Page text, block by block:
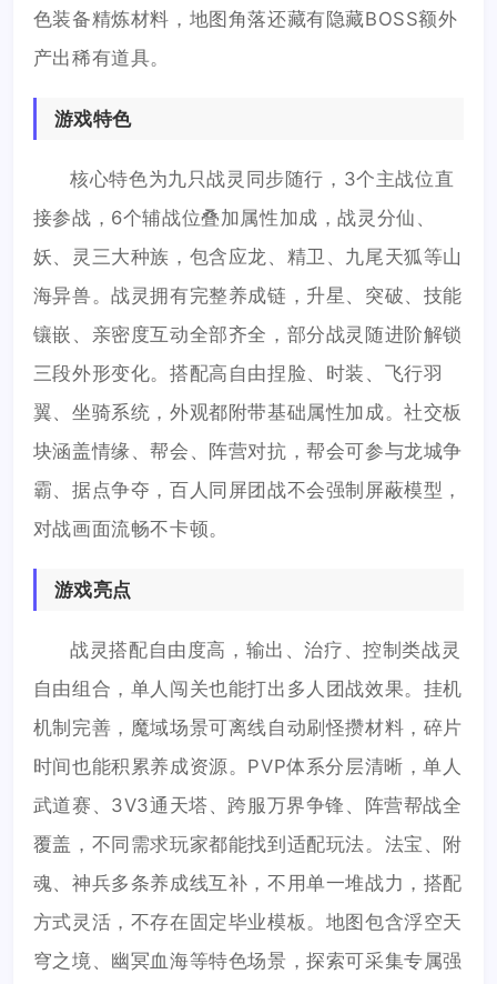
色装备精炼材料，地图角落还藏有隐藏BOSS额外
产出稀有道具。
游戏特色
核心特色为九只战灵同步随行，3个主战位直
接参战，6个辅战位叠加属性加成，战灵分仙、
妖、灵三大种族，包含应龙、精卫、九尾天狐等山
海异兽。战灵拥有完整养成链，升星、突破、技能
镶嵌、亲密度互动全部齐全，部分战灵随进阶解锁
三段外形变化。搭配高自由捏脸、时装、飞行羽
翼、坐骑系统，外观都附带基础属性加成。社交板
块涵盖情缘、帮会、阵营对抗，帮会可参与龙城争
霸、据点争夺，百人同屏团战不会强制屏蔽模型，
对战画面流畅不卡顿。
游戏亮点
战灵搭配自由度高，输出、治疗、控制类战灵
自由组合，单人闯关也能打出多人团战效果。挂机
机制完善，魔域场景可离线自动刷怪攒材料，碎片
时间也能积累养成资源。PVP体系分层清晰，单人
武道赛、3V3通天塔、跨服万界争锋、阵营帮战全
覆盖，不同需求玩家都能找到适配玩法。法宝、附
魂、神兵多条养成线互补，不用单一堆战力，搭配
方式灵活，不存在固定毕业模板。地图包含浮空天
穹之境、幽冥血海等特色场景，探索可采集专属强